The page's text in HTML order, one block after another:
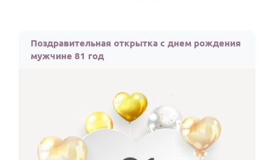
Открытки
С Днем рождения
Юбилей
ОТЗЫВЫ
Поздравительная открытка с днем рождения
мужчине 81 год